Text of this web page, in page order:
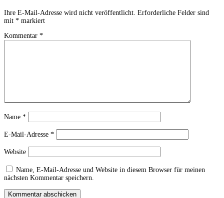
Ihre E-Mail-Adresse wird nicht veröffentlicht. Erforderliche Felder sind
mit * markiert
Kommentar *
Name *
E-Mail-Adresse *
Website
Name, E-Mail-Adresse und Website in diesem Browser für meinen
nächsten Kommentar speichern.
Kommentar abschicken